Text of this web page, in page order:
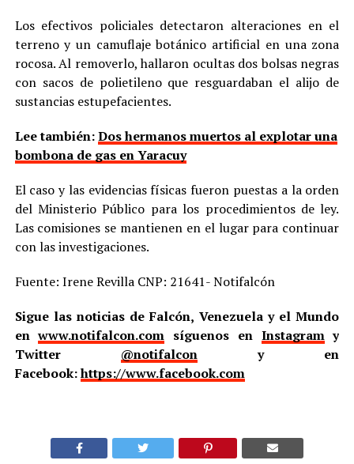
Los efectivos policiales detectaron alteraciones en el
terreno y un camuflaje botánico artificial en una zona
rocosa. Al removerlo, hallaron ocultas dos bolsas negras
con sacos de polietileno que resguardaban el alijo de
sustancias estupefacientes.
Lee también:Dos hermanos muertos al explotar una
bombona de gas en Yaracuy
El caso y las evidencias físicas fueron puestas a la orden
del Ministerio Público para los procedimientos de ley.
Las comisiones se mantienen en el lugar para continuar
con las investigaciones.
Fuente: Irene Revilla CNP: 21641- Notifalcón
Sigue las noticias de Falcón, Venezuela y el Mundo
enwww.notifalcon.com síguenos en Instagramy
Twitter @notifalcony en
Facebook:https://www.facebook.com